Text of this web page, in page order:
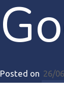
Posted on 26/